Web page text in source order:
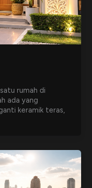
rumah di
ada yang
keramik teras,